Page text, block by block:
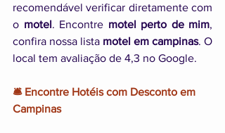
recomendável verificar diretamente com
o motel. Encontre motel perto de mim,
confira nossa lista motel em campinas. O
local tem avaliação de 4,3 no Google.
🛎️ Encontre Hotéis com Desconto em
Campinas